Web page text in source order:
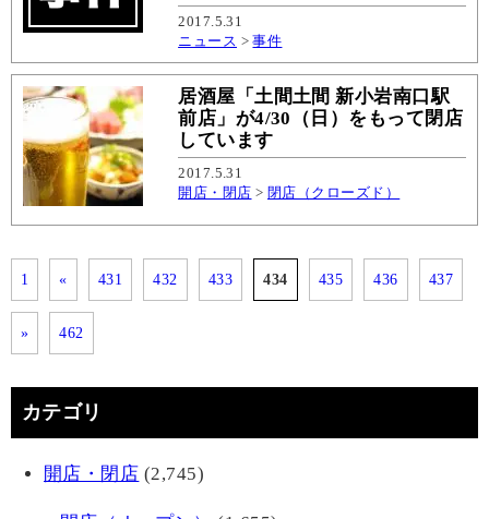
2017.5.31
ニュース >事件
居酒屋「土間土間 新小岩南口駅
前店」が4/30（日）をもって閉店
しています
2017.5.31
開店・閉店 > 閉店（クローズド）
1 « 431 432 433 434 435 436 437
» 462
カテゴリ
開店・閉店 (2,745)